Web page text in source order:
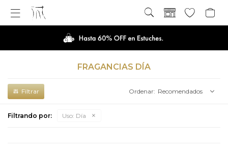

FRAGANCIAS DÍA
Recomendados
Filtrando por: Uso: Día